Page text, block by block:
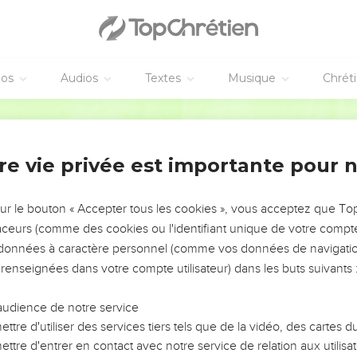
Audios Textes Musique
chose à manger ? »
morceau de poisson grillé [et un rayon de miel].
ce que je vous disais lorsque j'étais encore avec vous : il
afin qu'ils comprennent les Ecritures
le pardon des péchés seraient prêchés en son nom à toutes
choses.
sur vous ce que mon Père a promis ; quant à vous, restez
revêtus de la puissance d'en haut. »
vers Béthanie, puis il leva les mains et les bénit.
vie privée est importante pour
le bouton « Accepter tous les cookies », vous acceptez que
(comme des cookies ou l'identifiant unique de votre
à caractère personnel (comme vos données de
dans votre compte utilisateur) dans les buts suivants
de notre service
d'utiliser des services tiers tels que de la vidéo, des cartes
d'entrer en contact avec notre service de relation aux